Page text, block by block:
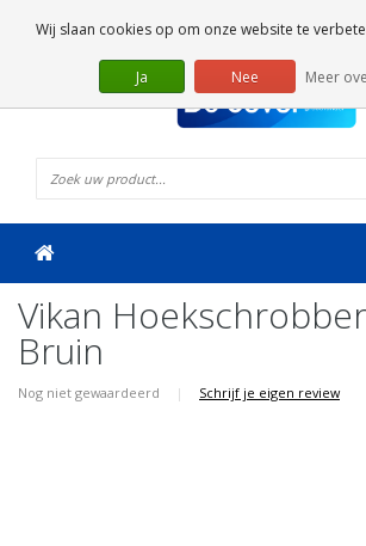
Vikan
Bruin
Nog niet gewaardeerd | Schrijf je eigen review
Wij slaan cookies op om onze website te
Ja Nee Meer